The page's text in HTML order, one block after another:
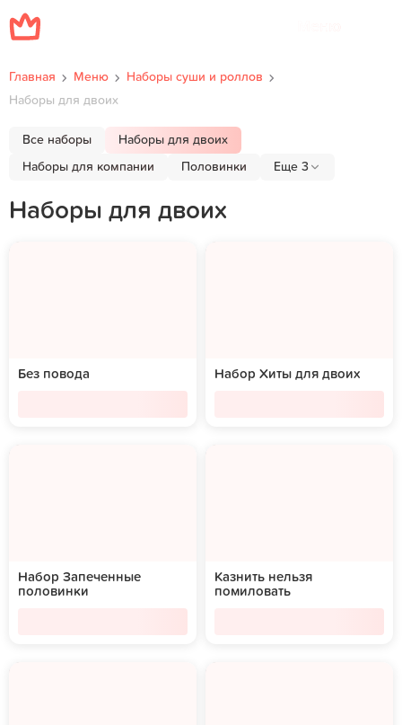
Главная Меню
Наборы суши и роллов
Наборы для двоих
Все наборы Наборы для двоих
Наборы для компании Половинки Еще 3
Наборы для двоих
Без повода Набор Хиты для двоих
Набор Запеченные
половинки
Казнить нельзя
помиловать